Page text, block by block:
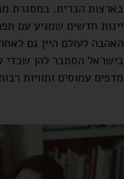
בארצות הברית. במסגרת
יינות חדשים שמגיע עם
האהבה לעולם היין גם
בישראל הסתבר להן שכדי
מדפים עמוסים ותוויות